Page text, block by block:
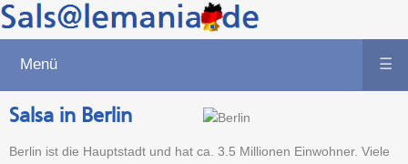
Menü ☰
Salsa in Berlin
Berlin ist die Hauptstadt und hat ca. 3.5 Millionen Einwohner. Viele